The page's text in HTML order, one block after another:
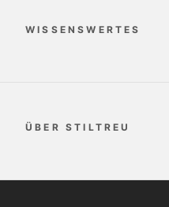
WISSENSWERTES
ÜBER STILTREU